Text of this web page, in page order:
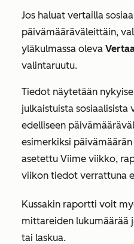
Jos haluat vertailla
päivämääräväleittäin,
yläkulmassa oleva
valintaruutu.
Tiedot näytetään
julkaistuista sosiaalisista
edelliseen
esimerkiksi
asetettu Viime viikko,
viikon tiedot verrattuna
Kussakin raportti voit
mittareiden lukumäärää
tai laskua.